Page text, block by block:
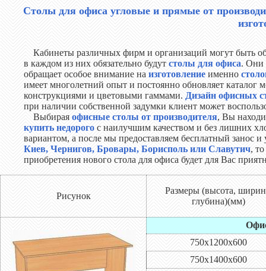
Столы для офиса угловые и прямые от
Кабинеты различных фирм и организаций могут быть
в каждом из них обязательно будут столы для офиса. Они
обращает особое внимание на изготовление именно
имеет многолетний опыт и постоянно обновляет
конструкциями и цветовыми гаммами. Дизайн офисных
при наличии собственной задумки клиент может
Выбирая офисные столы от производителя, Вы
купить недорого с наилучшим качеством и без лишних
вариантом, а после мы предоставляем бесплатный занос
Киев, Чернигов, Бровары, Борисполь или Славутич,
приобретения нового стола для офиса будет для Вас
Рисунок
Размеры (высота,
глубина)(мм)
750х1200х600
750х1400х600